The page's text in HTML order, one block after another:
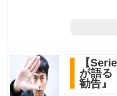
【
が語る
勧告』